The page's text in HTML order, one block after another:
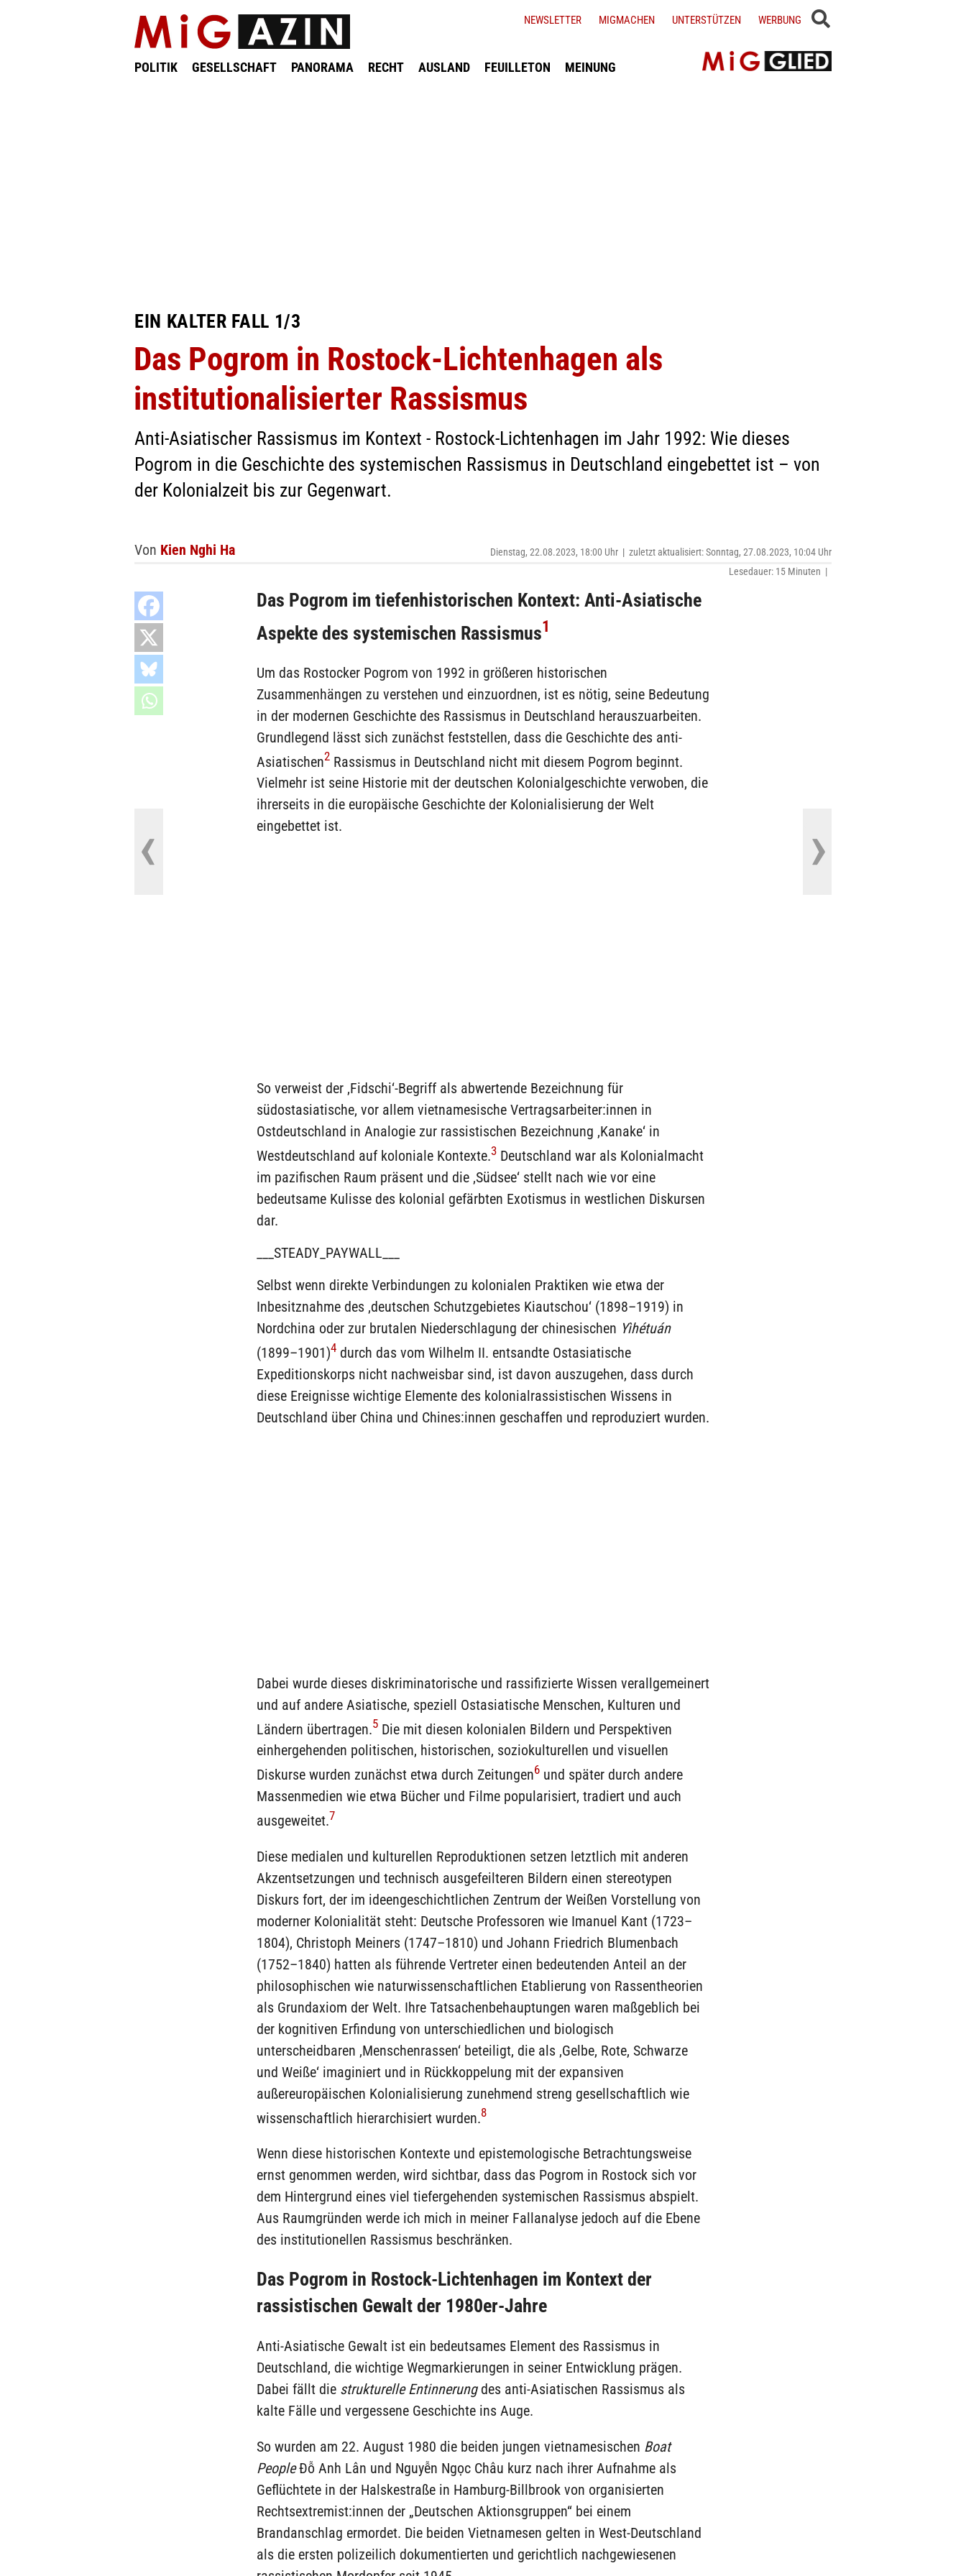
POLITIK GESELLSCHAFT PANORAMA RECHT AUSLAND FEUILLETON MEINUNG
NEWSLETTER MIGMACHEN UNTERSTÜTZEN WERBUNG
EIN KALTER FALL 1/3
Das Pogrom in Rostock-Lichtenhagen als
institutionalisierter Rassismus
Anti-Asiatischer Rassismus im Kontext - Rostock-Lichtenhagen im Jahr 1992: Wie dieses
Pogrom in die Geschichte des systemischen Rassismus in Deutschland eingebettet ist – von
der Kolonialzeit bis zur Gegenwart.
Von Kien Nghi Ha Dienstag, 22.08.2023, 18:00 Uhr | zuletzt aktualisiert: Sonntag, 27.08.2023, 10:04 Uhr
Lesedauer: 15 Minuten |
Das Pogrom im tiefenhistorischen Kontext: Anti-Asiatische
Aspekte des systemischen Rassismus1
Um das Rostocker Pogrom von 1992 in größeren historischen
Zusammenhängen zu verstehen und einzuordnen, ist es nötig, seine Bedeutung
in der modernen Geschichte des Rassismus in Deutschland herauszuarbeiten.
Grundlegend lässt sich zunächst feststellen, dass die Geschichte des anti-
Asiatischen2 Rassismus in Deutschland nicht mit diesem Pogrom beginnt.
Vielmehr ist seine Historie mit der deutschen Kolonialgeschichte verwoben, die
ihrerseits in die europäische Geschichte der Kolonialisierung der Welt
eingebettet ist.
So verweist der ‚Fidschi‘-Begriff als abwertende Bezeichnung für
südostasiatische, vor allem vietnamesische Vertragsarbeiter:innen in
Ostdeutschland in Analogie zur rassistischen Bezeichnung ‚Kanake‘ in
Westdeutschland auf koloniale Kontexte.3 Deutschland war als Kolonialmacht
im pazifischen Raum präsent und die ‚Südsee‘ stellt nach wie vor eine
bedeutsame Kulisse des kolonial gefärbten Exotismus in westlichen Diskursen
dar.
___STEADY_PAYWALL___
Selbst wenn direkte Verbindungen zu kolonialen Praktiken wie etwa der
Inbesitznahme des ‚deutschen Schutzgebietes Kiautschou‘ (1898–1919) in
Nordchina oder zur brutalen Niederschlagung der chinesischen Yìhétuán
(1899–1901)4 durch das vom Wilhelm II. entsandte Ostasiatische
Expeditionskorps nicht nachweisbar sind, ist davon auszugehen, dass durch
diese Ereignisse wichtige Elemente des kolonialrassistischen Wissens in
Deutschland über China und Chines:innen geschaffen und reproduziert wurden.
Dabei wurde dieses diskriminatorische und rassifizierte Wissen verallgemeinert
und auf andere Asiatische, speziell Ostasiatische Menschen, Kulturen und
Ländern übertragen.5 Die mit diesen kolonialen Bildern und Perspektiven
einhergehenden politischen, historischen, soziokulturellen und visuellen
Diskurse wurden zunächst etwa durch Zeitungen6 und später durch andere
Massenmedien wie etwa Bücher und Filme popularisiert, tradiert und auch
ausgeweitet.7
Diese medialen und kulturellen Reproduktionen setzen letztlich mit anderen
Akzentsetzungen und technisch ausgefeilteren Bildern einen stereotypen
Diskurs fort, der im ideengeschichtlichen Zentrum der Weißen Vorstellung von
moderner Kolonialität steht: Deutsche Professoren wie Imanuel Kant (1723–
1804), Christoph Meiners (1747–1810) und Johann Friedrich Blumenbach
(1752–1840) hatten als führende Vertreter einen bedeutenden Anteil an der
philosophischen wie naturwissenschaftlichen Etablierung von Rassentheorien
als Grundaxiom der Welt. Ihre Tatsachenbehauptungen waren maßgeblich bei
der kognitiven Erfindung von unterschiedlichen und biologisch
unterscheidbaren ‚Menschenrassen‘ beteiligt, die als ‚Gelbe, Rote, Schwarze
und Weiße‘ imaginiert und in Rückkoppelung mit der expansiven
außereuropäischen Kolonialisierung zunehmend streng gesellschaftlich wie
wissenschaftlich hierarchisiert wurden.8
Wenn diese historischen Kontexte und epistemologische Betrachtungsweise
ernst genommen werden, wird sichtbar, dass das Pogrom in Rostock sich vor
dem Hintergrund eines viel tiefergehenden systemischen Rassismus abspielt.
Aus Raumgründen werde ich mich in meiner Fallanalyse jedoch auf die Ebene
des institutionellen Rassismus beschränken.
Das Pogrom in Rostock-Lichtenhagen im Kontext der
rassistischen Gewalt der 1980er-Jahre
Anti-Asiatische Gewalt ist ein bedeutsames Element des Rassismus in
Deutschland, die wichtige Wegmarkierungen in seiner Entwicklung prägen.
Dabei fällt die strukturelle Entinnerungdes anti-Asiatischen Rassismus als
kalte Fälle und vergessene Geschichte ins Auge.
So wurden am 22. August 1980 die beiden jungen vietnamesischen Boat
PeopleĐỗ Anh Lân und Nguyễn Ngọc Châu kurz nach ihrer Aufnahme als
Geflüchtete in der Halskestraße in Hamburg-Billbrook von organisierten
Rechtsextremist:innen der „Deutschen Aktionsgruppen“ bei einem
Brandanschlag ermordet. Die beiden Vietnamesen gelten in West-Deutschland
als die ersten polizeilich dokumentierten und gerichtlich nachgewiesenen